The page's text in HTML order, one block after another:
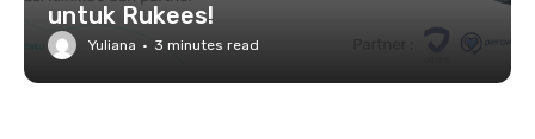
untuk Rukees!
Yuliana · 3 minutes read